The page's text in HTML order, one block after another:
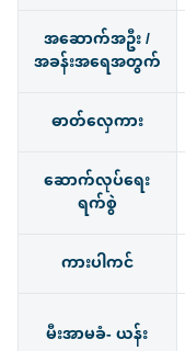
အဆောက်အဦး /
အခန်းအရေအတွက်
ဓာတ်လှေကား
ဆောက်လုပ်ရေး
ရက်စွဲ
ကားပါကင်
မီးအာမခံ- ယန်း